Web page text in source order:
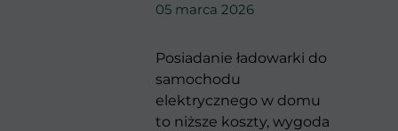
05 marca 2026
Posiadanie ładowarki do
samochodu
elektrycznego w domu
to niższe koszty, wygoda